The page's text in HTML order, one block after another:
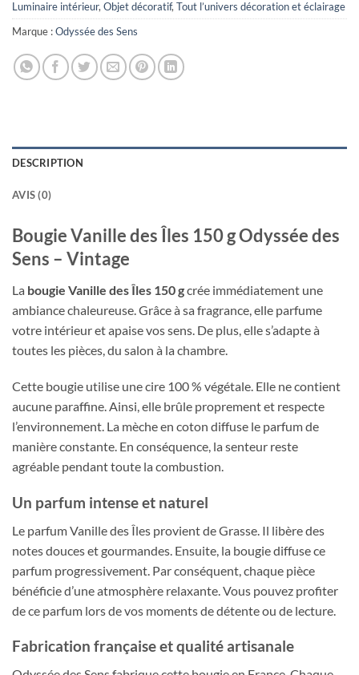
Luminaire intérieur,Objet décoratif,Tout l’univers décoration et éclairage
Marque :Odyssée des Sens
DESCRIPTION
AVIS (0)
Bougie Vanille des Îles 150 g Odyssée des
Sens – Vintage
La bougie Vanille des Îles 150 gcrée immédiatement une
ambiance chaleureuse. Grâce à sa fragrance, elle parfume
votre intérieur et apaise vos sens. De plus, elle s’adapte à
toutes les pièces, du salon à la chambre.
Cette bougie utilise une cire 100 % végétale. Elle ne contient
aucune paraffine. Ainsi, elle brûle proprement et respecte
l’environnement. La mèche en coton diffuse le parfum de
manière constante. En conséquence, la senteur reste
agréable pendant toute la combustion.
Un parfum intense et naturel
Le parfum Vanille des Îles provient de Grasse. Il libère des
notes douces et gourmandes. Ensuite, la bougie diffuse ce
parfum progressivement. Par conséquent, chaque pièce
bénéficie d’une atmosphère relaxante. Vous pouvez profiter
de ce parfum lors de vos moments de détente ou de lecture.
Fabrication française et qualité artisanale